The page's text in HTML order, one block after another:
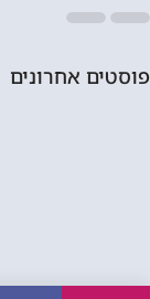
פוסטים אחרונים